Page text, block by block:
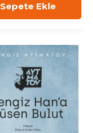
Sepete Ekle